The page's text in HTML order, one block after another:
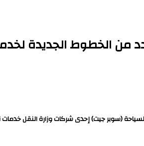
من الخطوط الجديدة
(سوبر جيت) إحدى شركات وزارة النقل خدمات